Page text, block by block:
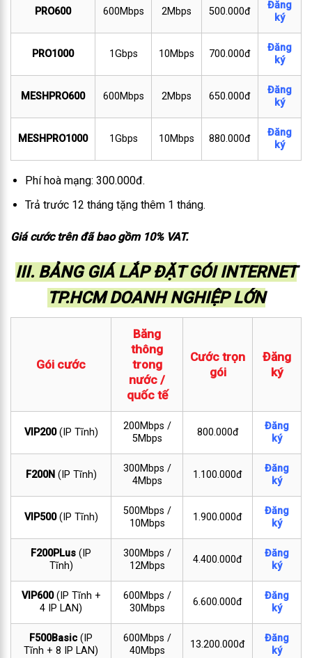
PRO600 600Mbps 2Mbps 500.000đ
Đăng
ký
PRO1000 1Gbps 10Mbps 700.000đ
Đăng
ký
MESHPRO600 600Mbps 2Mbps 650.000đ
Đăng
ký
MESHPRO1000 1Gbps 10Mbps 880.000đ
Đăng
ký
Phí hoà mạng: 300.000đ.
Trả trước 12 tháng tặng thêm 1 tháng.
Giá cước trên đã bao gồm 10% VAT.
III. BẢNG GIÁ LẮP ĐẶT GÓI INTERNET
TP.HCM DOANH NGHIỆP LỚN
Gói cước
Băng
thông
trong
nước /
quốc tế
Cước trọn
gói
Đăng
ký
VIP200(IP Tĩnh)
200Mbps /
5Mbps
800.000đ
Đăng
ký
F200N(IP Tĩnh)
300Mbps /
4Mbps
1.100.000đ
Đăng
ký
VIP500(IP Tĩnh)
500Mbps /
10Mbps
1.900.000đ
Đăng
ký
F200PLus (IP
Tĩnh)
300Mbps /
12Mbps
4.400.000đ
Đăng
ký
VIP600(IP Tĩnh +
4 IP LAN)
600Mbps /
30Mbps
6.600.000đ
Đăng
ký
F500Basic (IP
Tĩnh + 8 IP LAN)
600Mbps /
40Mbps
13.200.000đ
Đăng
ký